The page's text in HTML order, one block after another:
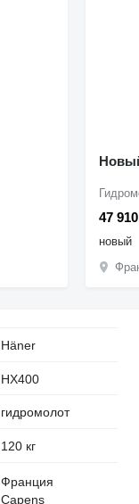
47
новый
Häner
HX400
гидромолот
120 кг
Франция
Capens